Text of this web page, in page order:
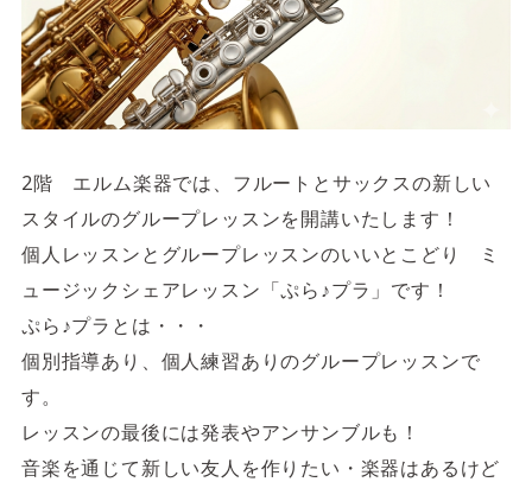
閉じる
ファッション＆ライフスタイルフロア
営業時間 10:00 ~ 20:00
3F
Service & Beauty & Restaurant
floor
サービス＆ビューティー＆レストランフロア
営業時間 10:00 ~ 22:00
4F/5F
フィジカルケアフロア
2階 エルム楽器では、フルートとサックスの新しい
スタイルのグループレッスンを開講いたします！
個人レッスンとグループレッスンのいいとこどり ミ
ュージックシェアレッスン「ぷら♪プラ」です！
ぷら♪プラとは・・・
個別指導あり、個人練習ありのグループレッスンで
す。
レッスンの最後には発表やアンサンブルも！
音楽を通じて新しい友人を作りたい・楽器はあるけど